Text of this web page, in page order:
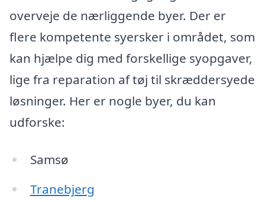
overveje de nærliggende byer. Der er
flere kompetente syersker i området, som
kan hjælpe dig med forskellige syopgaver,
lige fra reparation af tøj til skræddersyede
løsninger. Her er nogle byer, du kan
udforske:
Samsø
Tranebjerg